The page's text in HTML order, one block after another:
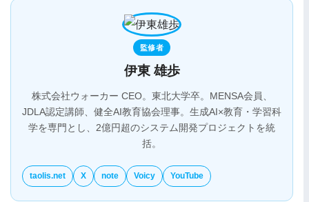
監修者
伊東 雄歩
株式会社ウォーカー CEO。東北大学卒。MENSA会員、
JDLA認定講師、健全AI教育協会理事。生成AI×教育・学習科
学を専門とし、2億円超のシステム開発プロジェクトを統
括。
taolis.net X note Voicy YouTube